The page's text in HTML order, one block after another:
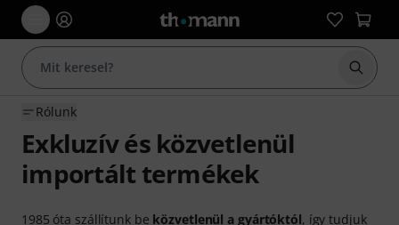
Rólunk
Exkluzív és közvetlenül
importált termékek
1985 óta szállítunk be közvetlenül a gyártóktól, így tudjuk